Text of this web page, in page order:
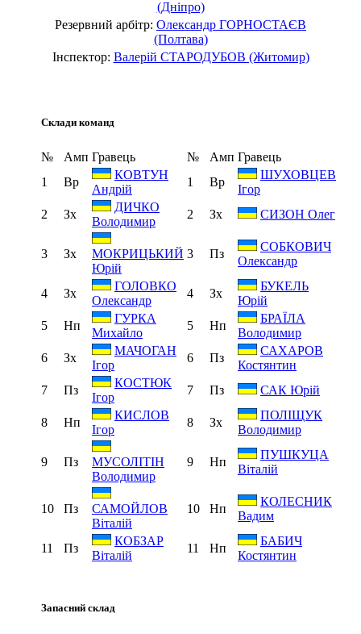
(Дніпро)
Резервний арбітр: Олександр ГОРНОСТАЄВ
(Полтава)
Інспектор: Валерій СТАРОДУБОВ (Житомир)
Склади команд
№ Амп Гравець № Амп Гравець
1
Вр
КОВТУН
Андрій
1 Вр
ШУХОВЦЕВ
Ігор
2
Зх
ДИЧКО
Володимир
2 Зх СИЗОН Олег
3 Зх
МОКРИЦЬКИЙ
Юрій
3 Пз
СОБКОВИЧ
Олександр
4 Зх
ГОЛОВКО
Олександр
4 Зх
БУКЕЛЬ
Юрій
5
Нп
ГУРКА
Михайло
5 Нп
БРАЇЛА
Володимир
6
Зх
МАЧОГАН
Ігор
6 Пз
САХАРОВ
Костянтин
7
Пз
КОСТЮК
Ігор
7 Пз САК Юрій
8 Нп
КИСЛОВ
Ігор
8 Зх
ПОЛІЩУК
Володимир
9 Пз
МУСОЛІТІН
Володимир
9 Нп
ПУШКУЦА
Віталій
10 Пз
САМОЙЛОВ
Віталій
10 Нп
КОЛЕСНИК
Вадим
11 Пз
КОБЗАР
Віталій
11 Нп
БАБИЧ
Костянтин
Запасний склад